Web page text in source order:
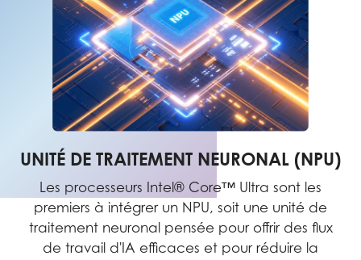
UNITÉ DE TRAITEMENT NEURONAL (NPU)
Les processeurs Intel® Core™ Ultra sont les
premiers à intégrer un NPU, soit une unité de
traitement neuronal pensée pour offrir des flux
de travail d'IA efficaces et pour réduire la